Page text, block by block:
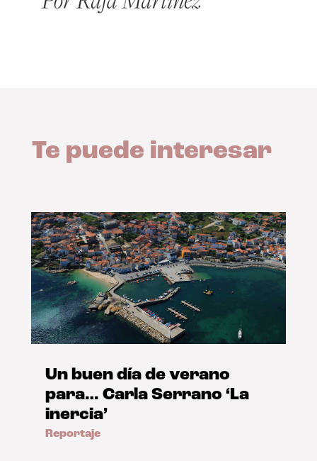
Te puede interesar
Un buen día de verano
para… Carla Serrano ‘La
inercia’
Reportaje